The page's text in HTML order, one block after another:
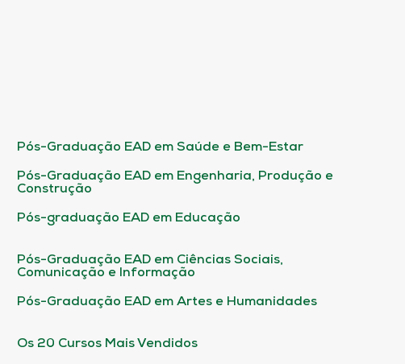
Pós-Graduação EAD em Saúde e Bem-Estar
Pós-Graduação EAD em Engenharia, Produção e
Construção
Pós-graduação EAD em Educação
Pós-Graduação EAD em Ciências Sociais,
Comunicação e Informação
Pós-Graduação EAD em Artes e Humanidades
Os 20 Cursos Mais Vendidos